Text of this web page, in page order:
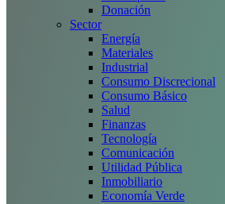
Donación
Sector
Energía
Materiales
Industrial
Consumo Discrecional
Consumo Básico
Salud
Finanzas
Tecnología
Comunicación
Utilidad Pública
Inmobiliario
Economía Verde